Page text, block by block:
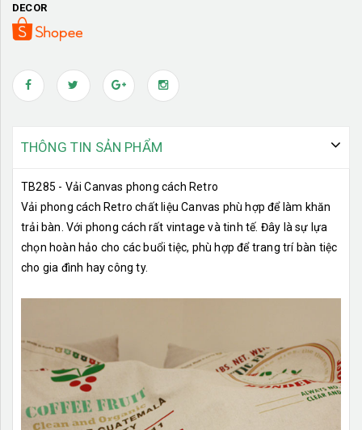
DECOR
THÔNG TIN SẢN PHẨM
TB285 - Vải Canvas phong cách Retro
Vải phong cách Retro chất liệu Canvas phù hợp để làm khăn
trải bàn. Với phong cách rất vintage và tinh tế. Đây là sự lựa
chọn hoàn hảo cho các buổi tiệc, phù hợp để trang trí bàn tiệc
cho gia đình hay công ty.